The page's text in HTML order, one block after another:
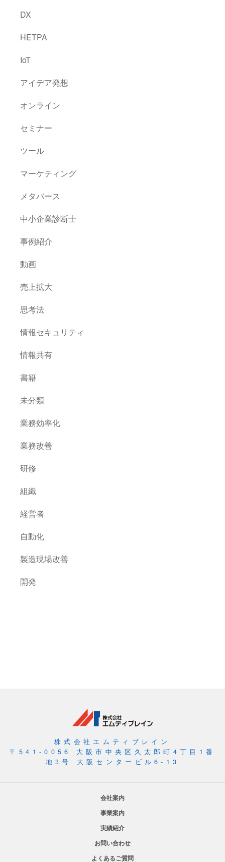
DX
HETPA
IoT
アイデア発想
オンライン
セミナー
ツール
マーケティング
メタバース
中小企業診断士
事例紹介
動画
売上拡大
思考法
情報セキュリティ
情報共有
書籍
未分類
業務効率化
業務改善
研修
組織
経営者
自動化
製造現場改善
開発
株式会社エムティブレイン
〒541-0056 大阪市中央区久太郎町4丁目1番
地3号 大阪センタービル6-13
会社案内
事業案内
実績紹介
お問い合わせ
よくあるご質問